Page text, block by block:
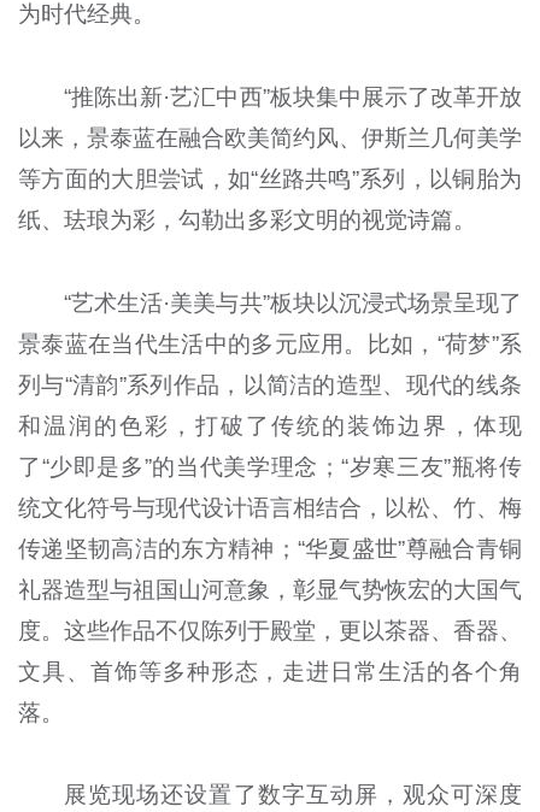
为时代经典。
“推陈出新·艺汇中西”板块集中展示了改革开放
以来，景泰蓝在融合欧美简约风、伊斯兰几何美学
等方面的大胆尝试，如“丝路共鸣”系列，以铜胎为
纸、珐琅为彩，勾勒出多彩文明的视觉诗篇。
“艺术生活·美美与共”板块以沉浸式场景呈现了
景泰蓝在当代生活中的多元应用。比如，“荷梦”系
列与“清韵”系列作品，以简洁的造型、现代的线条
和温润的色彩，打破了传统的装饰边界，体现
了“少即是多”的当代美学理念；“岁寒三友”瓶将传
统文化符号与现代设计语言相结合，以松、竹、梅
传递坚韧高洁的东方精神；“华夏盛世”尊融合青铜
礼器造型与祖国山河意象，彰显气势恢宏的大国气
度。这些作品不仅陈列于殿堂，更以茶器、香器、
文具、首饰等多种形态，走进日常生活的各个角
落。
展览现场还设置了数字互动屏，观众可深度